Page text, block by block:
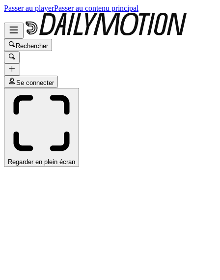
Passer au playerPasser au contenu principal
Rechercher
Se connecter
Regarder en plein écran